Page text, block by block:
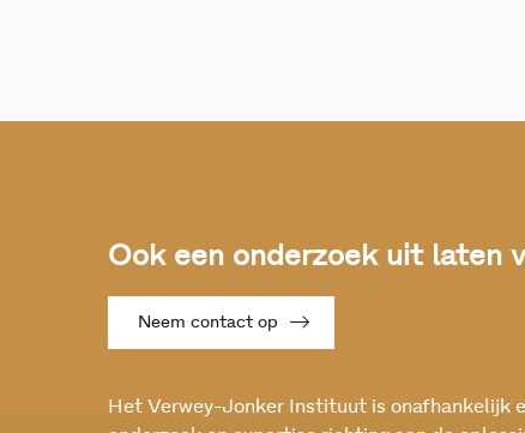
Ook een onderzoek uit laten
Neem contact op
Het Verwey-Jonker Instituut is onafhankelijk